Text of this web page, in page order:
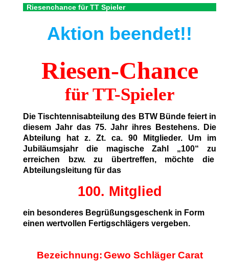
Riesenchance für TT Spieler
Aktion beendet!!
Riesen-Chance
für TT-Spieler
Die Tischtennisabteilung des BTW Bünde feiert in
diesem Jahr das 75. Jahr ihres Bestehens. Die
Abteilung hat z. Zt. ca. 90 Mitglieder. Um im
Jubiläumsjahr die magische Zahl „100“ zu
erreichen bzw. zu übertreffen, möchte die
Abteilungsleitung für das
100. Mitglied
ein besonderes Begrüßungsgeschenk in Form
einen wertvollen Fertigschlägers vergeben.
Bezeichnung:Gewo Schläger Carat